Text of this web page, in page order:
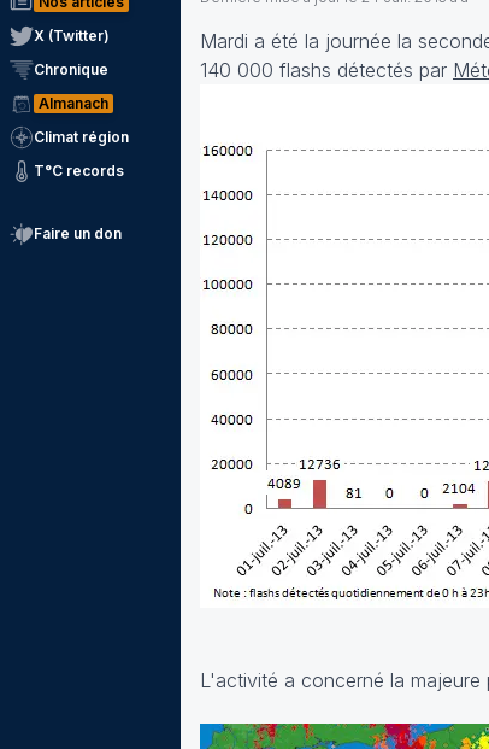
X (Twitter)
Chronique
Almanach
Climat région
T°C records
Faire un don
Mardi a été la journée la
140 000 flashs détectés par
L'activité a concerné la majeure